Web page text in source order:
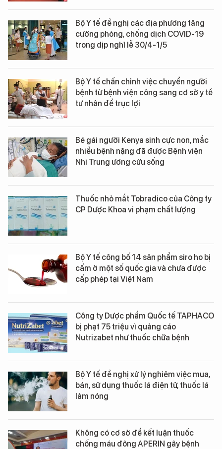
Bộ Y tế đề nghị các địa phương tăng
cường phòng, chống dịch COVID-19
trong dịp nghỉ lễ 30/4-1/5
Bộ Y tế chấn chỉnh việc chuyển người
bệnh từ bệnh viện công sang cơ sở y tế
tư nhân để trục lợi
Bé gái người Kenya sinh cực non, mắc
nhiều bệnh nặng đã được Bệnh viện
Nhi Trung ương cứu sống
Thuốc nhỏ mắt Tobradico của Công ty
CP Dược Khoa vi phạm chất lượng
Bộ Y tế công bố 14 sản phẩm siro ho bị
cấm ở một số quốc gia và chưa được
cấp phép tại Việt Nam
Công ty Dược phẩm Quốc tế TAPHACO
bị phạt 75 triệu vì quảng cáo
Nutrizabet như thuốc chữa bệnh
Bộ Y tế đề nghị xử lý nghiêm việc mua,
bán, sử dụng thuốc lá điện tử, thuốc lá
làm nóng
Không có cơ sở để kết luận thuốc
chống máu đông APERIN gây bệnh